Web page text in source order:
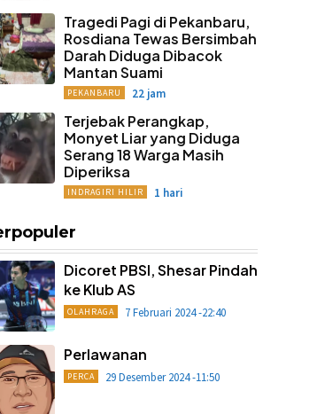
Tragedi Pagi di Pekanbaru,
Rosdiana Tewas Bersimbah
Darah Diduga Dibacok
Mantan Suami
PEKANBARU 22 jam
Terjebak Perangkap,
Monyet Liar yang Diduga
Serang 18 Warga Masih
Diperiksa
INDRAGIRI HILIR 1 hari
Dicoret PBSI, Shesar Pindah
ke Klub AS
OLAHRAGA 7 Februari 2024 -22:40
Perlawanan
PERCA 29 Desember 2024 -11:50